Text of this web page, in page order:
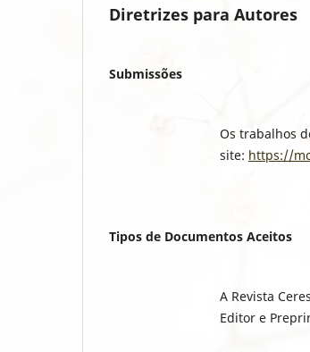
Diretrizes para Autores
Submissões
Os trabalhos
site: https://
Tipos de Documentos Aceitos
A Revista
Editor e